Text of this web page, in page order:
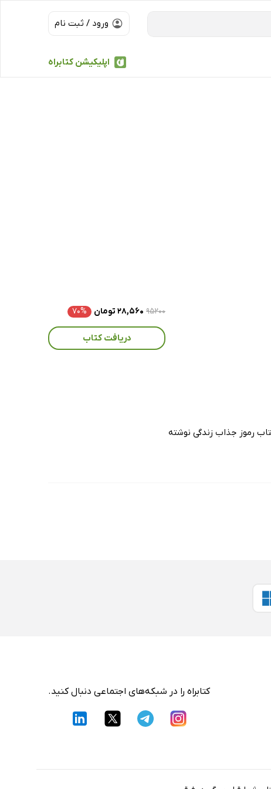
ورود / ثبت نام
اپلیکیشن کتابراه
رموز جذاب زندگی نوشته
۹۵۲۰۰ ۲۸,۵۶۰ تومان ۷۰%
دریافت کتاب
کتابراه را در شبکه‌های اجتماعی دنبال کنید.